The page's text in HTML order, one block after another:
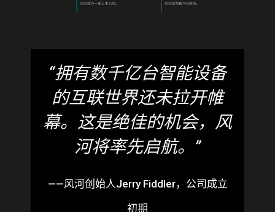
“拥有数千亿台智能设备
的互联世界还未拉开帷
幕。这是绝佳的机会，风
河将率先启航。”
——风河创始人Jerry Fiddler，公司成立
初期